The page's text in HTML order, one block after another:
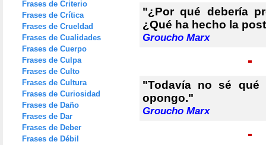
Frases de Criterio
Frases de Crítica
Frases de Crueldad
Frases de Cualidades
Frases de Cuerpo
Frases de Culpa
Frases de Culto
Frases de Cultura
Frases de Curiosidad
Frases de Daño
Frases de Dar
Frases de Deber
Frases de Débil
"¿Por qué debería
¿Qué ha hecho la
Groucho Marx
"Todavía no sé qué
opongo."
Groucho Marx